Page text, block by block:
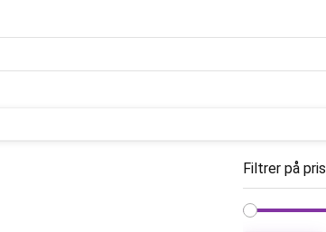
Filtrer på pris